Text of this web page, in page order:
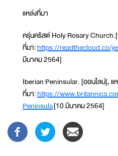
แหล่งที่มา
ครุ่นคริสต์ Holy Rosary
ที่มา:https://readthecloud.co/
มีนาคม 2564]
Iberian Peninsular. [ออนไลน์], แ
ที่มา:https://
Peninsula[10 มีนาคม 2564]